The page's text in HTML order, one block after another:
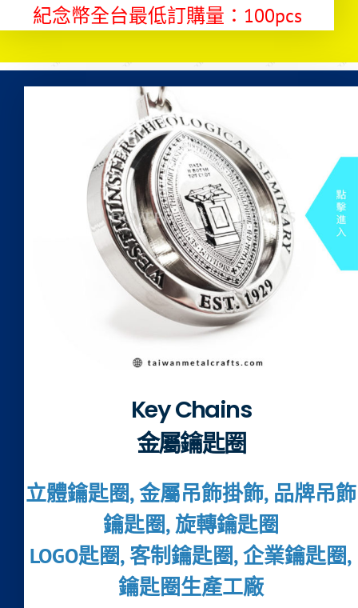
紀念幣全台最低訂購量：100pcs
Key Chains
金屬鑰匙圈
立體鑰匙圈, 金屬吊飾掛飾, 品牌吊飾
鑰匙圈, 旋轉鑰匙圈
LOGO匙圈, 客制鑰匙圈, 企業鑰匙圈,
鑰匙圈生產工廠